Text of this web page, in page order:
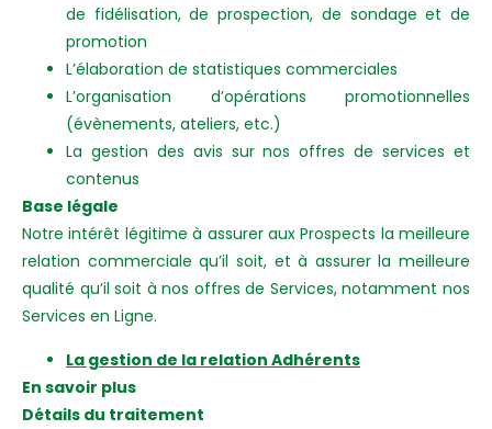
de fidélisation, de prospection, de sondage et de
promotion
L’élaboration de statistiques commerciales
L’organisation d’opérations promotionnelles
(évènements, ateliers, etc.)
La gestion des avis sur nos offres de services et
contenus
Base légale
Notre intérêt légitime à assurer aux Prospects la meilleure
relation commerciale qu’il soit, et à assurer la meilleure
qualité qu’il soit à nos offres de Services, notamment nos
Services en Ligne.
La gestion de la relation Adhérents
En savoir plus
Détails du traitement